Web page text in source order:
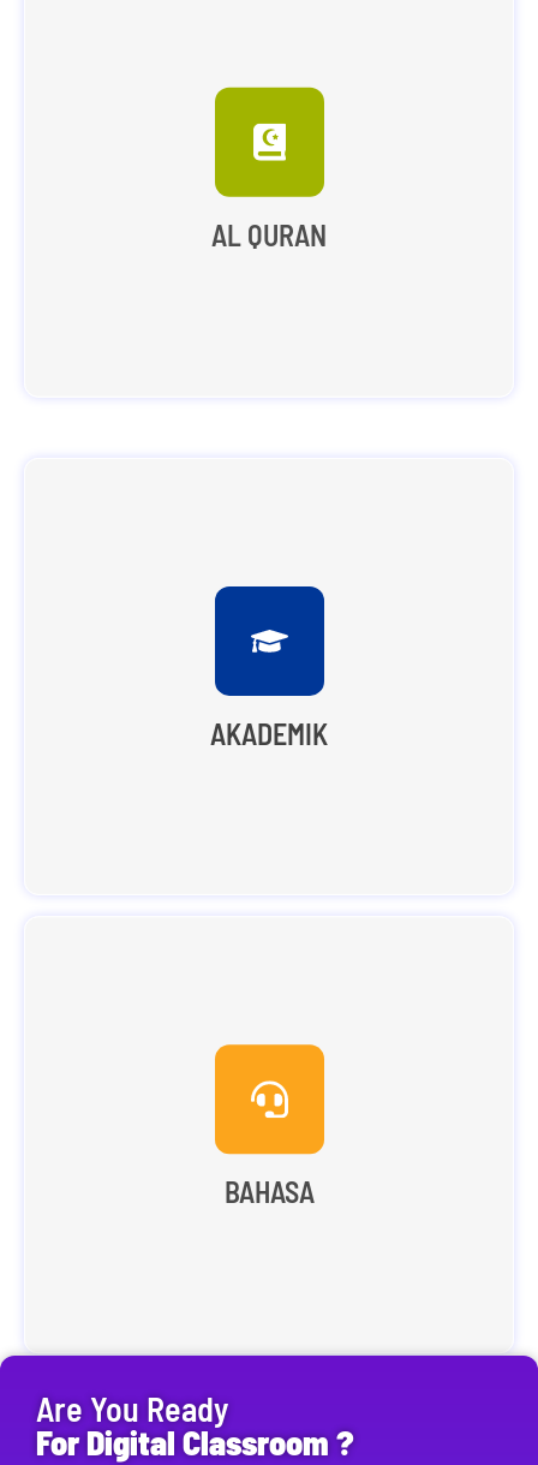
AL QURAN
berjalan secara berkelanjutan dan sistematis mulai SMP
sampai SMA yang terdiri dari matrikulasi, KBM
terbimbing, kenaikan level, dan sertifikasi sebagai
tartil membaca dan mutqin menghafal Alquran
AKADEMIK
Kurikulum yang digunakan merupakan perpaduan
BAHASA
Pengembangan bahasa IngGris dan ARab dengan
Are You Ready
For Digital Classroom ?